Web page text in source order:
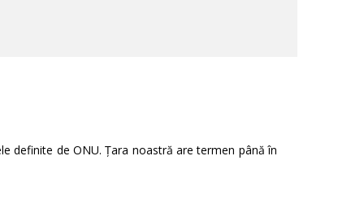
definite de ONU. Țara noastră are termen până în